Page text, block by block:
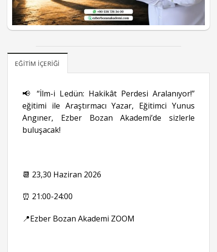
EĞITIM İÇERIĞI
📢 “İlm-i Ledün: Hakikât Perdesi Aralanıyor!”
eğitimi ile Araştırmacı Yazar, Eğitimci Yunus
Angıner, Ezber Bozan Akademi’de sizlerle
buluşacak!
📆 23,30 Haziran 2026
⏰ 21:00-24:00
📍Ezber Bozan Akademi ZOOM